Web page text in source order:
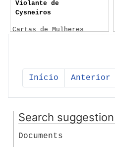
Início Anterior
Violante de
Cysneiros
Cartas de Mulheres
Angra do Heroísmo
Côrtes-Rodrigues
Search suggestion
Documents